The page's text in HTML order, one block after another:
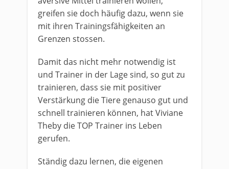
greifen sie doch häufig dazu, wenn sie
mit ihren Trainingsfähigkeiten an
Grenzen stossen.
Damit das nicht mehr notwendig ist
und Trainer in der Lage sind, so gut zu
trainieren, dass sie mit positiver
Verstärkung die Tiere genauso gut und
schnell trainieren können, hat Viviane
Theby die TOP Trainer ins Leben
gerufen.
Ständig dazu lernen, die eigenen